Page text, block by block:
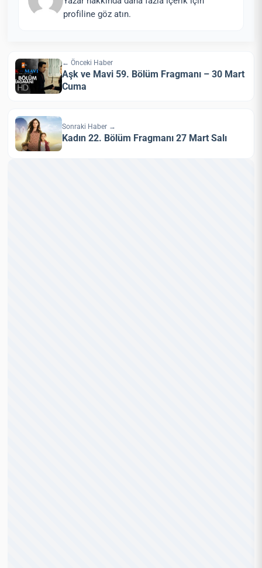
profiline göz atın.
← Önceki Haber
Aşk ve Mavi 59. Bölüm Fragmanı – 30 Mart
Cuma
Sonraki Haber →
Kadın 22. Bölüm Fragmanı 27 Mart Salı